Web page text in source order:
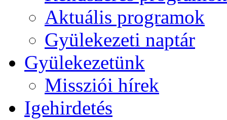
Aktuális programok
Gyülekezeti naptár
Gyülekezetünk
Missziói hírek
Igehirdetés